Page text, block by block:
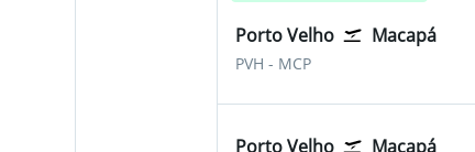
Porto Velho Macapá
PVH Porto Velho Belmonte
- MCP
Porto Velho Macapá